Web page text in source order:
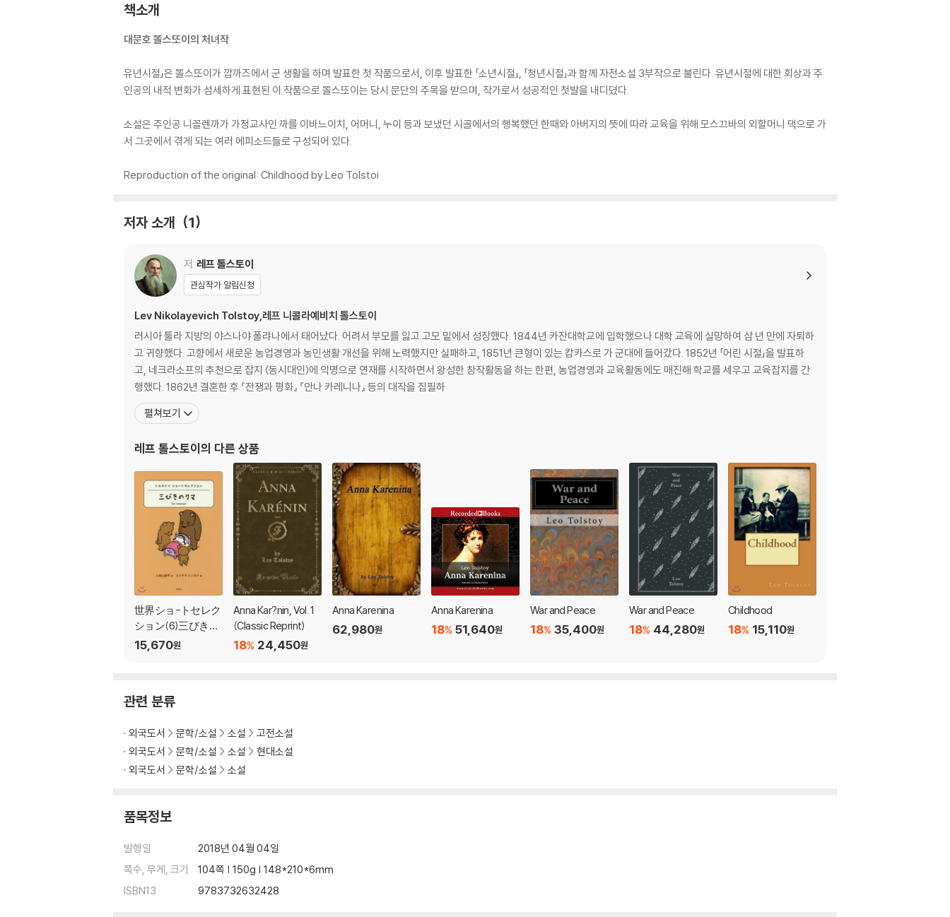
책소개
대문호 똘스또이의 처녀작
유년시절」은 똘스또이가 깝까즈에서 군 생활을 하며 발표한 첫 작품으로서, 이후 발표한 「소년시절」, 「청년시절」과 함께 자전소설 3부작으로 불린다. 유년시절에 대한 회상과 주
인공의 내적 변화가 섬세하게 표현된 이 작품으로 똘스또이는 당시 문단의 주목을 받으며, 작가로서 성공적인 첫발을 내디뎠다.
소설은 주인공 니꼴렌까가 가정교사인 까를 이바느이치, 어머니, 누이 등과 보냈던 시골에서의 행복했던 한때와 아버지의 뜻에 따라 교육을 위해 모스끄바의 외할머니 댁으로 가
서 그곳에서 겪게 되는 여러 에피소드들로 구성되어 있다.
Reproduction of the original: Childhood by Leo Tolstoi
저자 소개 1
저 레프 톨스토이
관심작가 알림신청
Lev Nikolayevich Tolstoy,레프 니콜라예비치 톨스토이
러시아 툴라 지방의 야스나야 폴랴나에서 태어났다. 어려서 부모를 잃고 고모 밑에서 성장했다. 1844년 카잔대학교에 입학했으나 대학 교육에 실망하여 삼 년 만에 자퇴하
고 귀향했다. 고향에서 새로운 농업경영과 농민생활 개선을 위해 노력했지만 실패하고, 1851년 큰형이 있는 캅카스로 가 군대에 들어갔다. 1852년 「어린 시절」을 발표하
고, 네크라소프의 추천으로 잡지 〈동시대인〉에 익명으로 연재를 시작하면서 왕성한 창작활동을 하는 한편, 농업경영과 교육활동에도 매진해 학교를 세우고 교육잡지를 간
행했다. 1862년 결혼한 후 『전쟁과 평화』 『안나 카레니나』 등의 대작을 집필하
펼쳐보기
레프 톨스토이 의 다른 상품
世界ショ-トセレク
ション(6)三びきの
クマ
15,670원
Anna Kar?nin, Vol. 1
(Classic Reprint)
24,450원
18%
Anna Karenina
62,980원
Anna Karenina
51,640원
18%
War and Peace
35,400원
18%
War and Peace
44,280원
18%
Childhood
15,110원
18%
관련 분류
외국도서 문학/소설 소설
고전소설
외국도서
문학/소설 소설
현대소설
외국도서
문학/소설 소설
품목정보
발행일
2018년 04월 04일
쪽수, 무게, 크기
104쪽 | 150g | 148*210*6mm
ISBN13
9783732632428